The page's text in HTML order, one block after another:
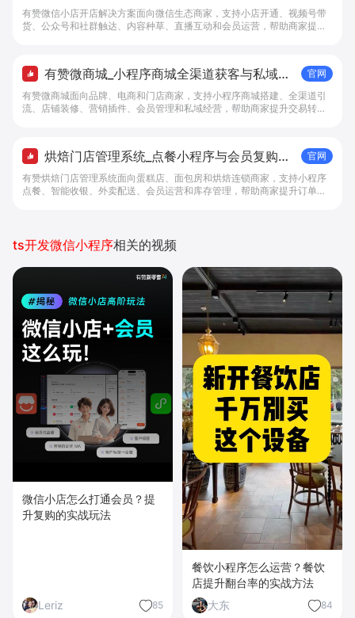
经营 - 做生意, 找有赞
有赞微信小店开店解决方案面向微信生态商家，支持小店开通、视频号带
货、公众号和社群触达、内容种草、直播互动和会员运营，帮助商家提升
有赞微商城_小程序商城全渠道获客与私域复
购工具 - 做生意, 找有赞
官网
有赞微商城面向品牌、电商和门店商家，支持小程序商城搭建、全渠道引
流、店铺装修、营销插件、会员管理和私域经营，帮助商家提升交易转化
烘焙门店管理系统_点餐小程序与会员复购工
具 - 做生意, 找有赞
官网
有赞烘焙门店管理系统面向蛋糕店、面包房和烘焙连锁商家，支持小程序
点餐、智能收银、外卖配送、会员运营和库存管理，帮助商家提升订单转
ts开发微信小程序相关的视频
微信小店怎么打通会员？提
升复购的实战玩法
Leriz 85
餐饮小程序怎么运营？餐饮
店提升翻台率的实战方法
大东
84